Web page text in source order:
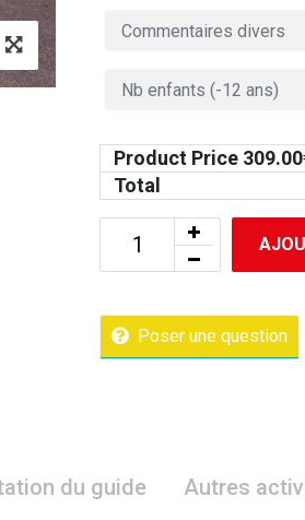
Product Price 309.00
Total
Poser une question
du guide Autres